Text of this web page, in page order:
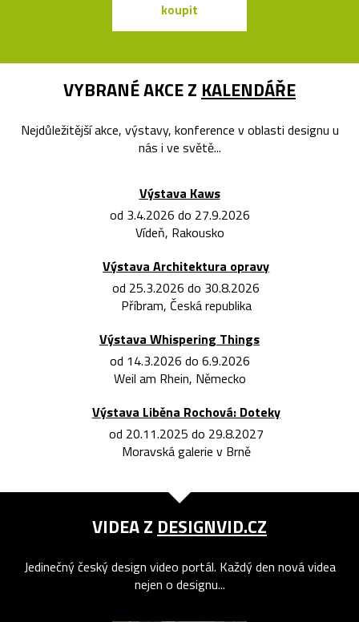
koupit
VYBRANÉ AKCE Z KALENDÁŘE
Nejdůležitější akce, výstavy, konference v oblasti designu u
nás i ve světě...
Výstava Kaws
od 3.4.2026 do 27.9.2026
Vídeň, Rakousko
Výstava Architektura opravy
od 25.3.2026 do 30.8.2026
Příbram, Česká republika
Výstava Whispering Things
od 14.3.2026 do 6.9.2026
Weil am Rhein, Německo
Výstava Liběna Rochová: Doteky
od 20.11.2025 do 29.8.2027
Moravská galerie v Brně
VIDEA Z DESIGNVID.CZ
Jedinečný český design video portál. Každý den nová videa
nejen o designu...